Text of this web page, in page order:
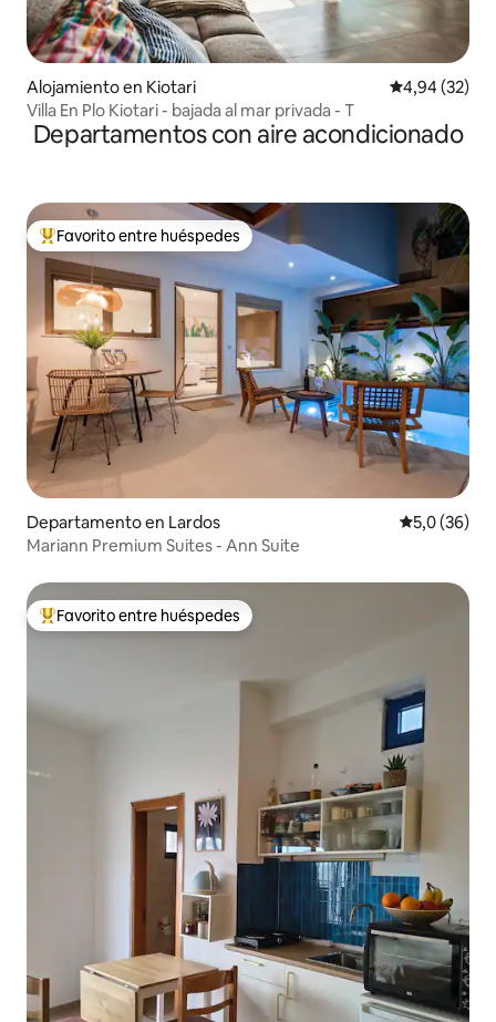
Alojamiento en Kiotari Calificación
4,94 (32)
Villa En Plo Kiotari - bajada al mar privada - T
Departamentos con aire acondicionado
Favorito entre los huéspedes más destacados
Favorito entre huéspedes
Departamento en Lardos Calificación
5,0 (36)
Mariann Premium Suites - Ann Suite
Favorito entre los huéspedes más destacados
Favorito entre huéspedes